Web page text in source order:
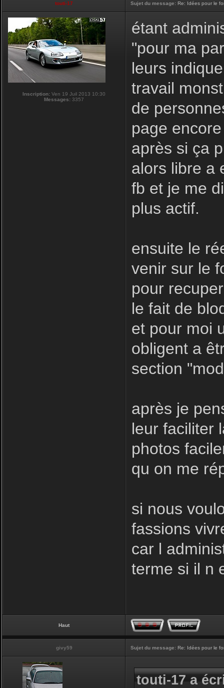
touti-17 Sujet du message: Re: Idées pour le
Inscription: Ven 19 Juil 2013 10:30
Messages: 3357
étant
"pour ma
leurs
travail
de
page
après si ça
alors libre a
fb et je me
plus actif.
ensuite le
venir sur le
pour
le fait de
et pour moi
obligent a
section
après je
leur faciliter
photos
qu on me
si nous
fassions
car l
terme si il n
Haut
givy59 Sujet du message: Re: Idées pour le
touti-17 a